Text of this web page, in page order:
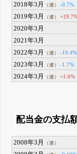
2018年3月
（連） -0.7%
2019年3月
（連）
2020年3月
2021年3月
2022年3月
（連） -19.4%
2023年3月
（連） -1.7%
2024年3月
（連） +1.6%
配当金の支払
2008年3月 （連）